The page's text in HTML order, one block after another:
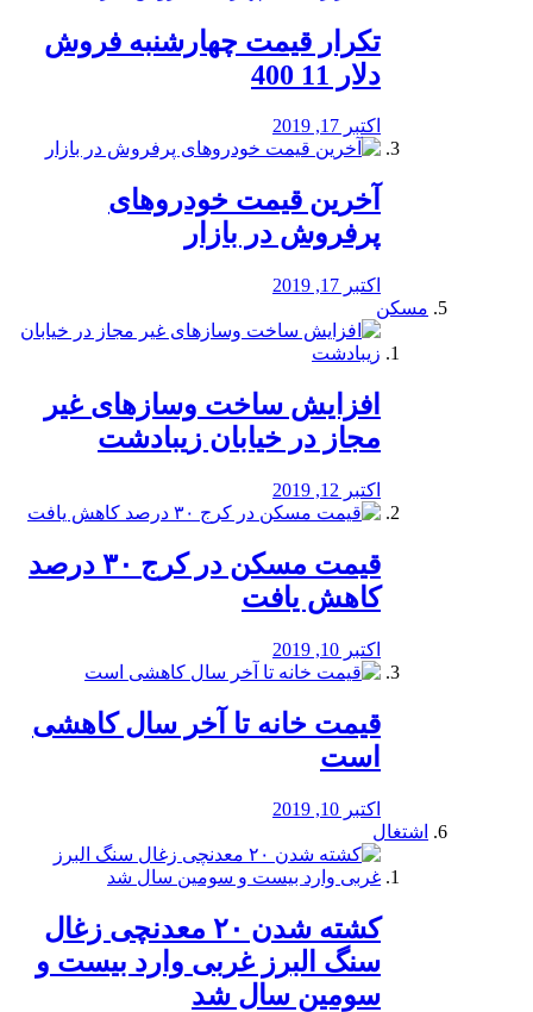
تکرار قیمت چهارشنبه فروش
دلار 11 400
اکتبر 17, 2019
آخرین قیمت خودرو‌های
پرفروش در بازار
اکتبر 17, 2019
مسکن
افزایش ساخت وسازهای غیر
مجاز در خیابان زیبادشت
اکتبر 12, 2019
️قیمت مسکن در کرج ۳۰ درصد
کاهش یافت
اکتبر 10, 2019
قیمت خانه تا آخر سال کاهشی
است
اکتبر 10, 2019
اشتغال
کشته شدن ۲۰ معدنچی زغال
سنگ البرز غربی وارد بیست و
سومین سال شد